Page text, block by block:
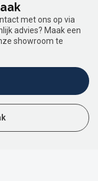
met ons op via
advies? Maak een
showroom te